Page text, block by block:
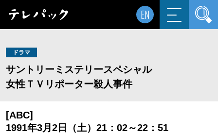
EN
ドラマ
サントリーミステリースペシャル
女性ＴＶリポーター殺人事件
[ABC]
1991年3月2日（土）21：02～22：51